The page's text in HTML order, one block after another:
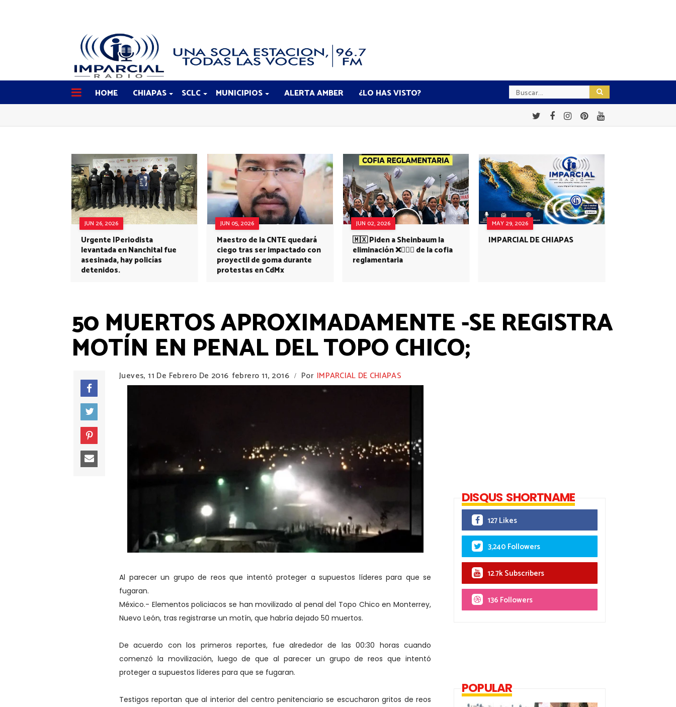
HOME CHIAPAS SCLC MUNICIPIOS ALERTA AMBER ¿LO HAS VISTO?
JUN 26, 2026
Urgente |Periodista
levantada en Nanchital fue
asesinada, hay policías
detenidos.
JUN 05, 2026
Maestro de la CNTE quedará
ciego tras ser impactado con
proyectil de goma durante
protestas en CdMx
JUN 02, 2026
🇲🇽 Piden a Sheinbaum la
eliminación ❌👩🏻‍⚕️ de la cofia
reglamentaria
MAY 29, 2026
IMPARCIAL DE CHIAPAS
50 MUERTOS APROXIMADAMENTE -SE REGISTRA
MOTÍN EN PENAL DEL TOPO CHICO;
Jueves, 11 De Febrero De 2016 febrero 11, 2016 / Por IMPARCIAL DE CHIAPAS
Al parecer un grupo de reos que intentó proteger a supuestos líderes para que se
fugaran.
México.- Elementos policiacos se han movilizado al penal del Topo Chico en Monterrey,
Nuevo León, tras registrarse un motín, que habría dejado 50 muertos.
De acuerdo con los primeros reportes, fue alrededor de las 00:30 horas cuando
comenzó la movilización, luego de que al parecer un grupo de reos que intentó
proteger a supuestos líderes para que se fugaran.
Testigos reportan que al interior del centro penitenciario se escucharon gritos de reos
DISQUS SHORTNAME
127 Likes
3,240 Followers
12.7k Subscribers
136 Followers
POPULAR